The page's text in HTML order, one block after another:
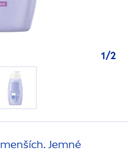
1/2
menších. Jemné